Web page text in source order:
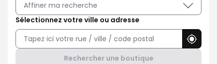
Affiner ma recherche
Sélectionnez votre ville ou adresse
Rechercher une boutique